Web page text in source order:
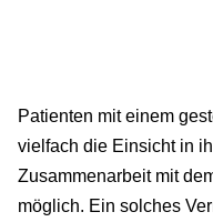
Patienten mit einem
vielfach die Einsicht in
Zusammenarbeit mit
möglich. Ein solches